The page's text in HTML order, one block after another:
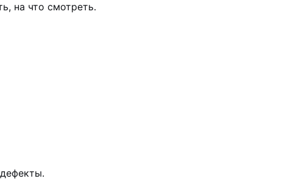
на что смотреть.